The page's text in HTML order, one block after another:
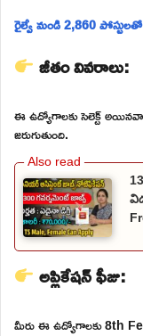
రైల్వే నుండి 2,860
జీతం వివరాలు:
ఈ ఉద్యోగాలకు సెలెక్ట్
జరుగుతుంది.
అప్లికేషన్ ఫీజు:
మీరు ఈ ఉద్యోగాలకు 8th